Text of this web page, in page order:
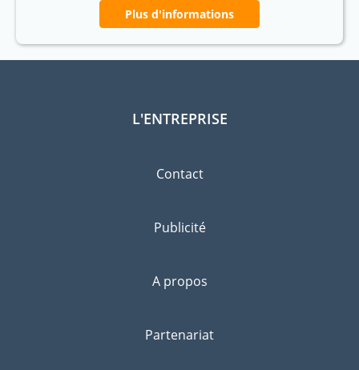
Plus d'informations
L'ENTREPRISE
Contact
Publicité
A propos
Partenariat